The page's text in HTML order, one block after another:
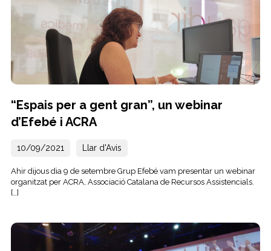
“Espais per a gent gran”, un webinar
d’Efebé i ACRA
10/09/2021 Llar d'Avis
Ahir dijous dia 9 de setembre Grup Efebé vam presentar un webinar
organitzat per ACRA, Associació Catalana de Recursos Assistencials.
[…]